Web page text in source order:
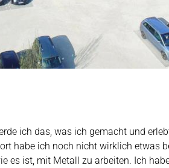
ich das, was ich gemacht und
habe ich noch nicht wirklich etwas
es ist, mit Metall zu arbeiten. Ich